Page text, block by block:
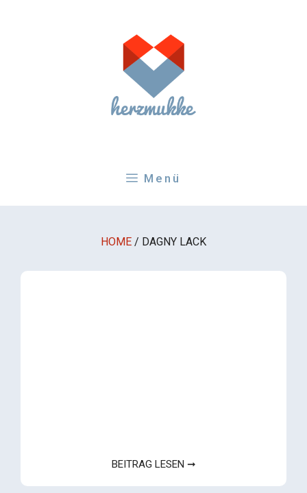
Menü
HOME / DAGNY LACK
BEITRAG LESEN ➞